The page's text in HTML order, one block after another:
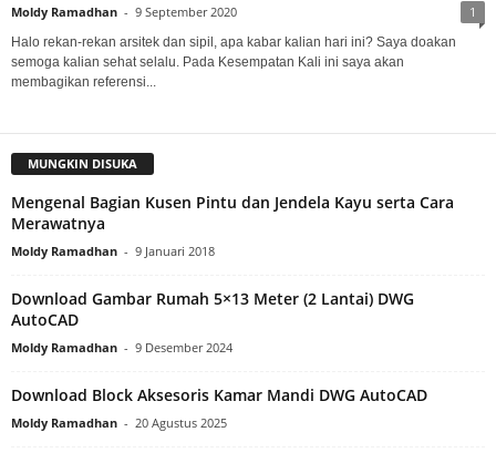
Moldy Ramadhan - 9 September 2020 1
Halo rekan-rekan arsitek dan sipil, apa kabar kalian hari ini? Saya doakan
semoga kalian sehat selalu. Pada Kesempatan Kali ini saya akan
membagikan referensi...
MUNGKIN DISUKA
Mengenal Bagian Kusen Pintu dan Jendela Kayu serta Cara
Merawatnya
Moldy Ramadhan - 9 Januari 2018
Download Gambar Rumah 5×13 Meter (2 Lantai) DWG
AutoCAD
Moldy Ramadhan - 9 Desember 2024
Download Block Aksesoris Kamar Mandi DWG AutoCAD
Moldy Ramadhan - 20 Agustus 2025